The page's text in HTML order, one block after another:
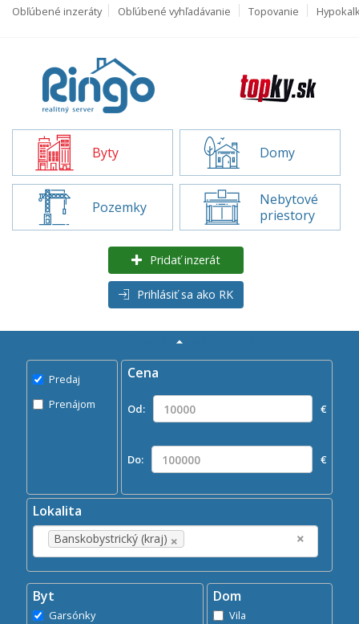
Obľúbené inzeráty Obľúbené vyhľadávanie Topovanie
Byty Domy
Pozemky
Nebytové
priestory
Pridať inzerát
Prihlásiť sa ako RK
×
Hľadaj
Predaj
Prenájom
Cena
Od: €
Do: €
Lokalita
×
×
Banskobystrický (kraj)
Byt
Garsónky
Dom
Vila